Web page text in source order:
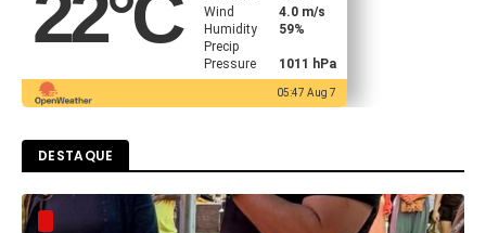
Wind
4.0 m/s
Humidity
59%
Precip
Pressure
1011 hPa
05:47 Aug 7
DESTAQUE